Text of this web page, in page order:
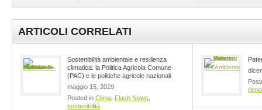
ARTICOLI CORRELATI
Sostenibilità ambientale e resilienza
climatica: la Politica Agricola Comune
(PAC) e le politiche agricole nazionali
maggio 15, 2019
Posted in Clima Flash News
sostenibilità